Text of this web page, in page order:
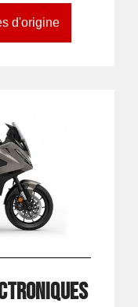
d'origine